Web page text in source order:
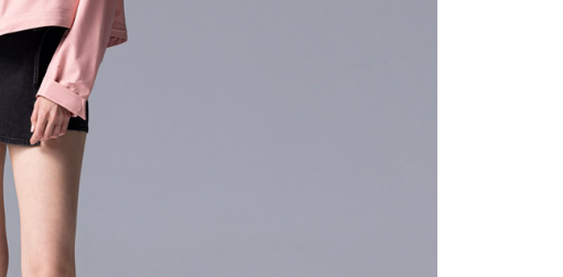
２．關於個人資料處理事宜，請瀏覽以下網址：
https://aftee.tw/terms/#terms3
３．未成年的使用者請事先徵得法定代理人或監護人之同意方可使用
「AFTEE先享後付」，若未經同意申辦者引起之損失，本公司不負相關責
４．使用「AFTEE先享後付」時，將依據個別帳號之用戶狀況，依本公司
即時審查核予不同之上限額度；若仍有額度不足之情形，本公司將視審查
結果請求用戶進行身份認證。
５．嚴禁一人註冊多個帳號或使用他人資訊註冊。若發現惡意使用之情
形，恩沛科技股份有限公司將有權停止該用戶之使用額度並採取法律行
動。
付款後7-11取貨
每筆NT$80，滿NT$3,000(含以上)免運費
每筆NT$100，滿NT$3,000(含以上)免運費
海外配送